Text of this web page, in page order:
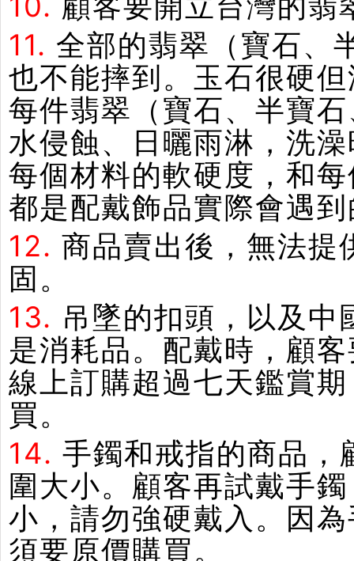
11. 全部的翡翠（寶石、
也不能摔到。玉石很硬
每件翡翠（寶石、半寶
水侵蝕、日曬雨淋，洗
每個材料的軟硬度，和
都是配戴飾品實際會遇
12. 商品賣出後，無法提
固。
13. 吊墜的扣頭，以及
是消耗品。配戴時，顧
線上訂購超過七天鑑賞
買。
14. 手鐲和戒指的商品，
圍大小。顧客再試戴手
小，請勿強硬戴入。因
須要原價購買。